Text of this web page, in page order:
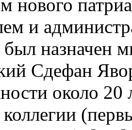
нового
и
был назначен
Сдефан
около